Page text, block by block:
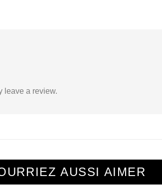
leave a review.
AUSSI AIMER